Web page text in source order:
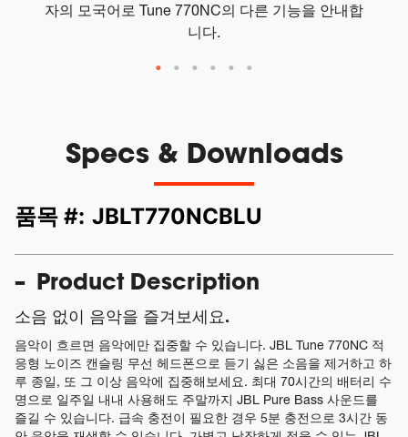
자의 모국어로 Tune 770NC의 다른 기능을 안내합
니다.
Specs & Downloads
품목 #: JBLT770NCBLU
Product Description
소음 없이 음악을 즐겨보세요.
음악이 흐르면 음악에만 집중할 수 있습니다. JBL Tune 770NC 적
응형 노이즈 캔슬링 무선 헤드폰으로 듣기 싫은 소음을 제거하고 하
루 종일, 또 그 이상 음악에 집중해보세요. 최대 70시간의 배터리 수
명으로 일주일 내내 사용해도 주말까지 JBL Pure Bass 사운드를
즐길 수 있습니다. 급속 충전이 필요한 경우 5분 충전으로 3시간 동